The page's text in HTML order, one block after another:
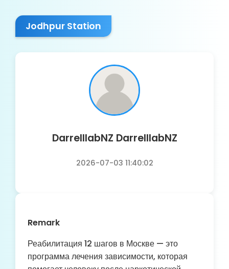
Jodhpur Station
DarrelllabNZ DarrelllabNZ
2026-07-03 11:40:02
Remark
Реабилитация 12 шагов в Москве — это
программа лечения зависимости, которая